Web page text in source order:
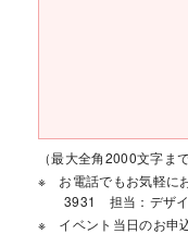
（最大全角2000文字まで
お電話でもお気軽に
3931 担当：デザ
イベント当日のお申